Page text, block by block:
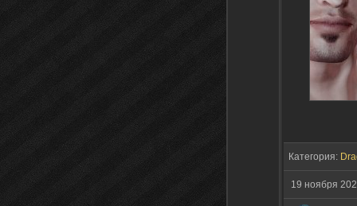
Категория:
19 ноября